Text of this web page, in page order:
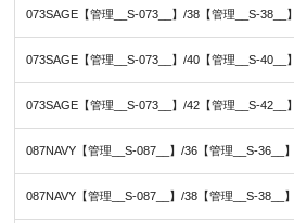
073SAGE【管理__S-073__】/38【管理__S-38__】
073SAGE【管理__S-073__】/40【管理__S-40__】
073SAGE【管理__S-073__】/42【管理__S-42__】
087NAVY【管理__S-087__】/36【管理__S-36__】
087NAVY【管理__S-087__】/38【管理__S-38__】